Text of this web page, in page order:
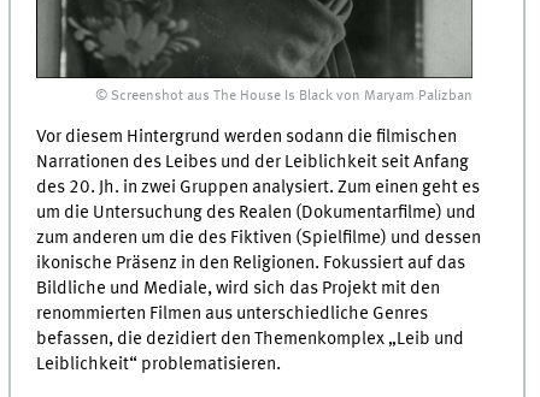
© Screenshot aus The House Is Black von Maryam Palizban
Vor diesem Hintergrund werden sodann die filmischen
Narrationen des Leibes und der Leiblichkeit seit Anfang
des 20. Jh. in zwei Gruppen analysiert. Zum einen geht es
um die Untersuchung des Realen (Dokumentarfilme) und
zum anderen um die des Fiktiven (Spielfilme) und dessen
ikonische Präsenz in den Religionen. Fokussiert auf das
Bildliche und Mediale, wird sich das Projekt mit den
renommierten Filmen aus unterschiedliche Genres
befassen, die dezidiert den Themenkomplex „Leib und
Leiblichkeit“ problematisieren.